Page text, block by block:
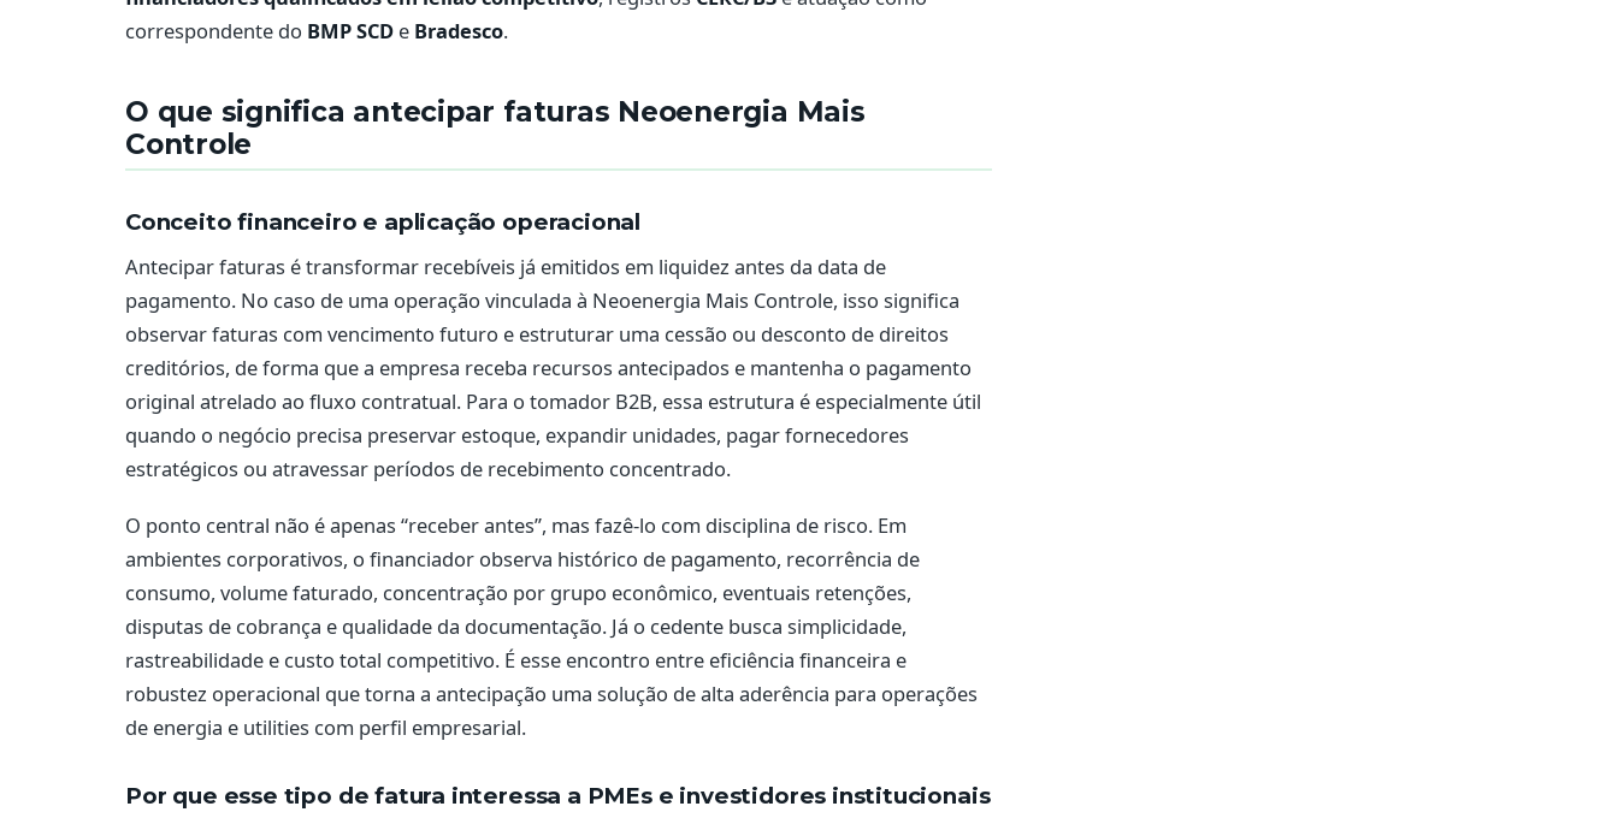
correspondente do BMP SCD e Bradesco.
O que significa antecipar faturas Neoenergia Mais
Controle
Conceito financeiro e aplicação operacional
Antecipar faturas é transformar recebíveis já emitidos em liquidez antes da data de
pagamento. No caso de uma operação vinculada à Neoenergia Mais Controle, isso significa
observar faturas com vencimento futuro e estruturar uma cessão ou desconto de direitos
creditórios, de forma que a empresa receba recursos antecipados e mantenha o pagamento
original atrelado ao fluxo contratual. Para o tomador B2B, essa estrutura é especialmente útil
quando o negócio precisa preservar estoque, expandir unidades, pagar fornecedores
estratégicos ou atravessar períodos de recebimento concentrado.
O ponto central não é apenas “receber antes”, mas fazê-lo com disciplina de risco. Em
ambientes corporativos, o financiador observa histórico de pagamento, recorrência de
consumo, volume faturado, concentração por grupo econômico, eventuais retenções,
disputas de cobrança e qualidade da documentação. Já o cedente busca simplicidade,
rastreabilidade e custo total competitivo. É esse encontro entre eficiência financeira e
robustez operacional que torna a antecipação uma solução de alta aderência para operações
de energia e utilities com perfil empresarial.
Por que esse tipo de fatura interessa a PMEs e investidores institucionais